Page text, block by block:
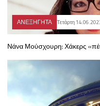
ΑΝΕΞΗΓΗΤΑ Τετάρτη
Νάνα Μούσχουρη: Χάκερς